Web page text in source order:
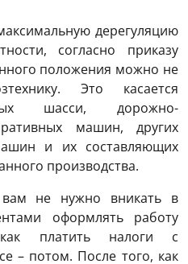
дерегуляцию
согласно приказу
положения можно не
Это касается
шасси, дорожно-
машин, других
и их составляющих
производства.
не нужно вникать в
оформлять работу
платить налоги с
– потом. После того, как